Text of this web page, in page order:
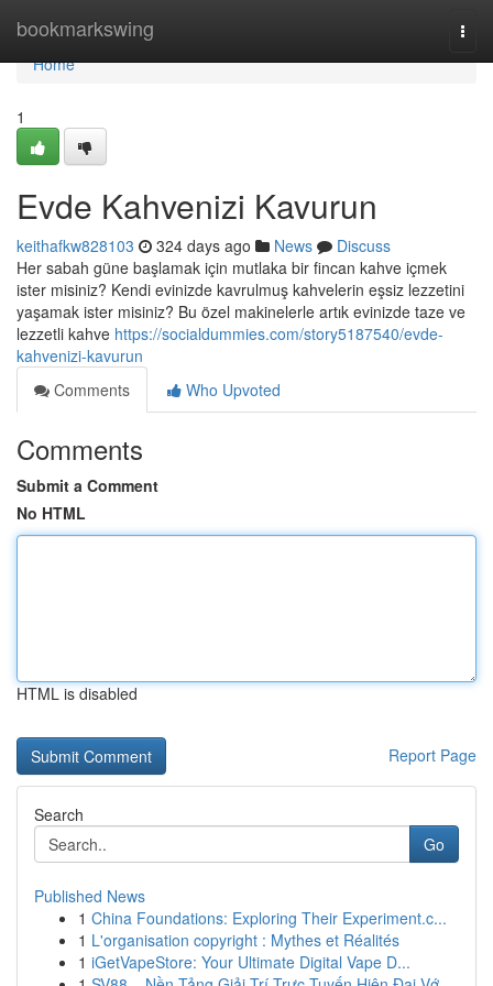
bookmarkswing
Home
Home
1
Evde Kahvenizi Kavurun
keithafkw828103 324 days ago News
Discuss
Her sabah güne başlamak için mutlaka bir fincan kahve içmek
ister misiniz? Kendi evinizde kavrulmuş kahvelerin eşsiz lezzetini
yaşamak ister misiniz? Bu özel makinelerle artık evinizde taze ve
lezzetli kahve https://socialdummies.com/story5187540/evde-
kahvenizi-kavurun
Comments
Who Upvoted
Comments
Submit a Comment
No HTML
HTML is disabled
Report Page
Search
Go
Published News
1 China Foundations: Exploring Their Experiment.c...
1 L'organisation copyright : Mythes et Réalités
1 iGetVapeStore: Your Ultimate Digital Vape D...